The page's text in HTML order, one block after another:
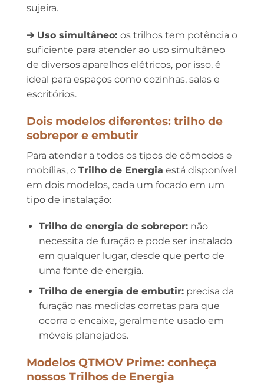
sujeira.
➔ Uso simultâneo: os trilhos tem potência o
suficiente para atender ao uso simultâneo
de diversos aparelhos elétricos, por isso, é
ideal para espaços como cozinhas, salas e
escritórios.
Dois modelos diferentes: trilho de
sobrepor e embutir
Para atender a todos os tipos de cômodos e
mobílias, o Trilho de Energia está disponível
em dois modelos, cada um focado em um
tipo de instalação:
Trilho de energia de sobrepor:não
necessita de furação e pode ser instalado
em qualquer lugar, desde que perto de
uma fonte de energia.
Trilho de energia de embutir:precisa da
furação nas medidas corretas para que
ocorra o encaixe, geralmente usado em
móveis planejados.
Modelos QTMOV Prime: conheça
nossos Trilhos de Energia